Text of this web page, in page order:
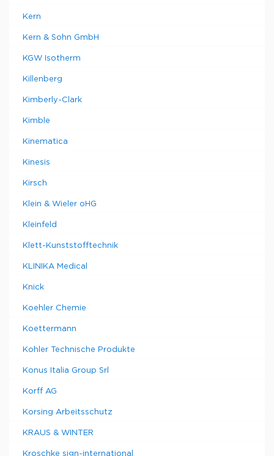
Kern
Kern & Sohn GmbH
KGW Isotherm
Killenberg
Kimberly-Clark
Kimble
Kinematica
Kinesis
Kirsch
Klein & Wieler oHG
Kleinfeld
Klett-Kunststofftechnik
KLINIKA Medical
Knick
Koehler Chemie
Koettermann
Kohler Technische Produkte
Konus Italia Group Srl
Korff AG
Korsing Arbeitsschutz
KRAUS & WINTER
Kroschke sign-international